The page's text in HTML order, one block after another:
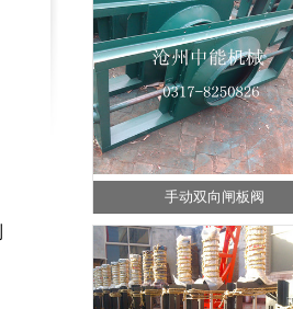
手动双向闸板阀